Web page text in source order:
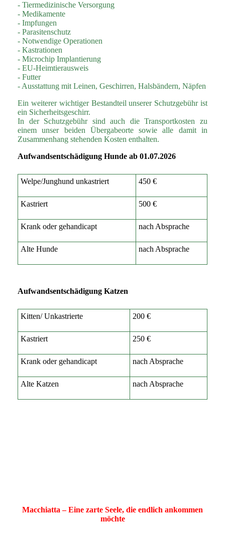
- Tiermedizinische Versorgung
- Medikamente
- Impfungen
- Parasitenschutz
- Notwendige Operationen
- Kastrationen
- Microchip Implantierung
- EU-Heimtierausweis
- Futter
- Ausstattung mit Leinen, Geschirren, Halsbändern, Näpfen
Ein weiterer wichtiger Bestandteil unserer Schutzgebühr ist
ein Sicherheitsgeschirr.
In der Schutzgebühr sind auch die Transportkosten zu
einem unser beiden Übergabeorte sowie alle damit in
Zusammenhang stehenden Kosten enthalten.
Aufwandsentschädigung Hunde ab 01.07.2026
Welpe/Junghund unkastriert 450 €
Kastriert 500 €
Krank oder gehandicapt nach Absprache
Alte Hunde nach Absprache
Aufwandsentschädigung Katzen
Kitten/ Unkastrierte 200 €
Kastriert 250 €
Krank oder gehandicapt nach Absprache
Alte Katzen nach Absprache
Macchiatta – Eine zarte Seele, die endlich ankommen
möchte